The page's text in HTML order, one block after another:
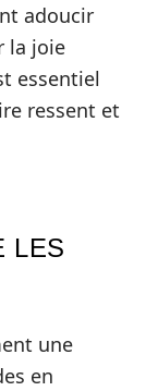
adoucir
la joie
essentiel
ressent et
LES
une
en